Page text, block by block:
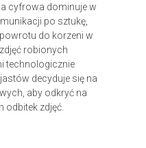
cyfrowa dominuje w
po sztukę,
do korzeni w
robionych
technologicznie
decyduje się na
aby odkryć na
odbitek zdjęć.